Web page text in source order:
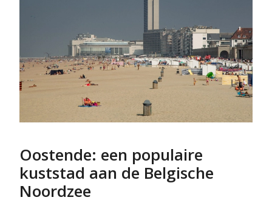
Oostende: een populaire
kuststad aan de Belgische
Noordzee